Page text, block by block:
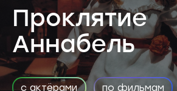
Проклятие
Аннабель
с актёрами по фильмам